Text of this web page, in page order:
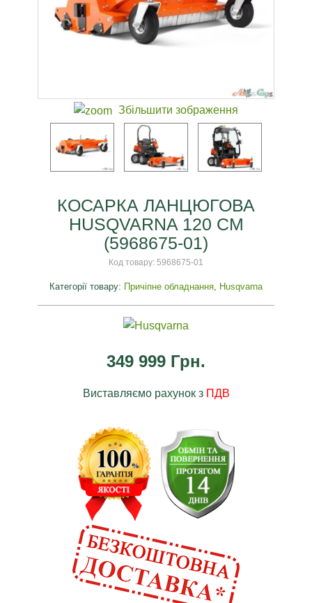
Збільшити зображення
КОСАРКА ЛАНЦЮГОВА
HUSQVARNA 120 СМ
(5968675-01)
Код товару: 5968675-01
Категорії товару: Причіпне обладнання Husqvarna
349 999 Грн.
Виставляємо рахунок з ПДВ